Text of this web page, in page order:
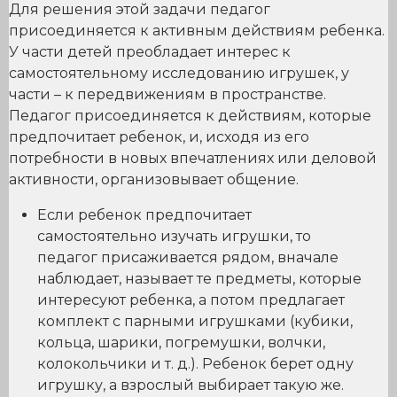
Для решения этой задачи педагог
присоединяется к активным действиям ребенка.
У части детей преобладает интерес к
самостоятельному исследованию игрушек, у
части – к передвижениям в пространстве.
Педагог присоединяется к действиям, которые
предпочитает ребенок, и, исходя из его
потребности в новых впечатлениях или деловой
активности, организовывает общение.
Если ребенок предпочитает
самостоятельно изучать игрушки, то
педагог присаживается рядом, вначале
наблюдает, называет те предметы, которые
интересуют ребенка, а потом предлагает
комплект с парными игрушками (кубики,
кольца, шарики, погремушки, волчки,
колокольчики и т. д.). Ребенок берет одну
игрушку, а взрослый выбирает такую же.